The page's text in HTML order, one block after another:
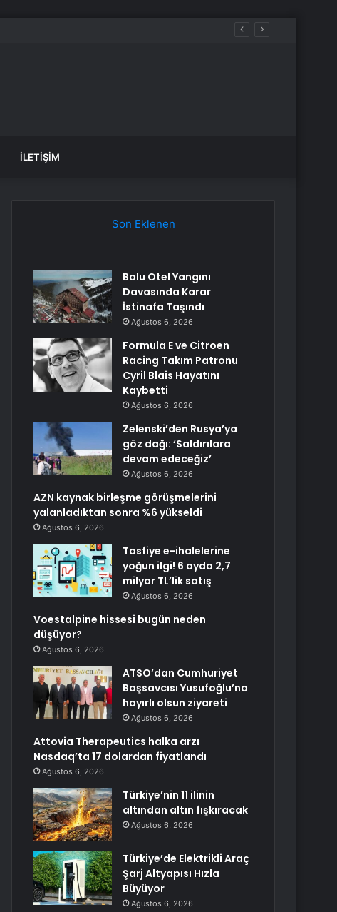
İLETIŞIM
Son Eklenen
Bolu Otel Yangını
Davasında Karar
İstinafa Taşındı
Ağustos 6, 2026
Formula E ve Citroen
Racing Takım Patronu
Cyril Blais Hayatını
Kaybetti
Ağustos 6, 2026
Zelenski’den Rusya’ya
göz dağı: ‘Saldırılara
devam edeceğiz’
Ağustos 6, 2026
AZN kaynak birleşme görüşmelerini
yalanladıktan sonra %6 yükseldi
Ağustos 6, 2026
Tasfiye e-ihalelerine
yoğun ilgi! 6 ayda 2,7
milyar TL’lik satış
Ağustos 6, 2026
Voestalpine hissesi bugün neden
düşüyor?
Ağustos 6, 2026
ATSO’dan Cumhuriyet
Başsavcısı Yusufoğlu’na
hayırlı olsun ziyareti
Ağustos 6, 2026
Attovia Therapeutics halka arzı
Nasdaq’ta 17 dolardan fiyatlandı
Ağustos 6, 2026
Türkiye’nin 11 ilinin
altından altın fışkıracak
Ağustos 6, 2026
Türkiye’de Elektrikli Araç
Şarj Altyapısı Hızla
Büyüyor
Ağustos 6, 2026